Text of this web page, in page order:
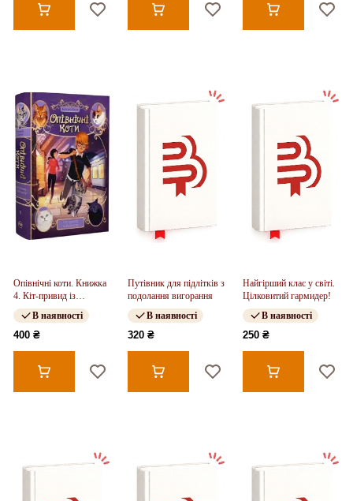
Опівнічні коти. Книжка
4. Кіт-привид із
Бейкерлу
В наявності
400 ₴
Путівник для підлітків з
подолання вигорання
В наявності
320 ₴
Найгірший клас у світі.
Цілковитий гармидер!
В наявності
250 ₴